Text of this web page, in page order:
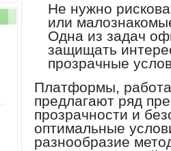
Не нужно
или
Одна из задач
защищать
прозрачные
Платформы,
предлагают ряд
прозрачности и
оптимальные
разнообразие